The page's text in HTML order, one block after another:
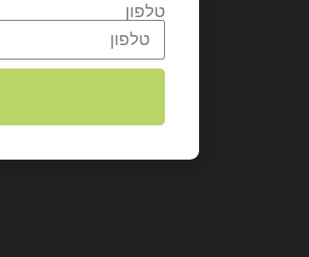
טלפון